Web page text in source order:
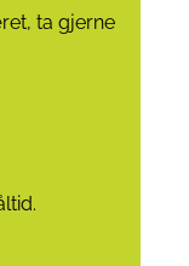
ta gjerne